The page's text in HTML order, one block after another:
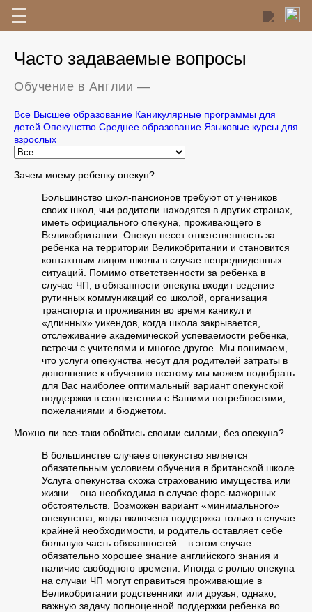
Часто задаваемые вопросы
Обучение в Англии —
Все Высшее образование Каникулярные программы для
детей Опекунство Среднее образование Языковые курсы для
взрослых
Зачем моему ребенку опекун?
Большинство школ-пансионов требуют от учеников
своих школ, чьи родители находятся в других странах,
иметь официального опекуна, проживающего в
Великобритании. Опекун несет ответственность за
ребенка на территории Великобритании и становится
контактным лицом школы в случае непредвиденных
ситуаций. Помимо ответственности за ребенка в
случае ЧП, в обязанности опекуна входит ведение
рутинных коммуникаций со школой, организация
транспорта и проживания во время каникул и
«длинных» уикендов, когда школа закрывается,
отслеживание академической успеваемости ребенка,
встречи с учителями и многое другое. Мы понимаем,
что услуги опекунства несут для родителей затраты в
дополнение к обучению поэтому мы можем подобрать
для Вас наиболее оптимальный вариант опекунской
поддержки в соответствии с Вашими потребностями,
пожеланиями и бюджетом.
Можно ли все-таки обойтись своими силами, без опекуна?
В большинстве случаев опекунство является
обязательным условием обучения в британской школе.
Услуга опекунства схожа страхованию имущества или
жизни – она необходима в случае форс-мажорных
обстоятельств. Возможен вариант «минимального»
опекунства, когда включена поддержка только в случае
крайней необходимости, и родитель оставляет себе
большую часть обязанностей – в этом случае
обязательно хорошее знание английского знания и
наличие свободного времени. Иногда с ролью опекуна
на случаи ЧП могут справиться проживающие в
Великобритании родственники или друзья, однако,
важную задачу полноценной поддержки ребенка во